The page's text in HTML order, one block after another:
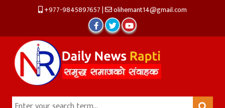
+977-9845897657| olihemant14@gmail.com